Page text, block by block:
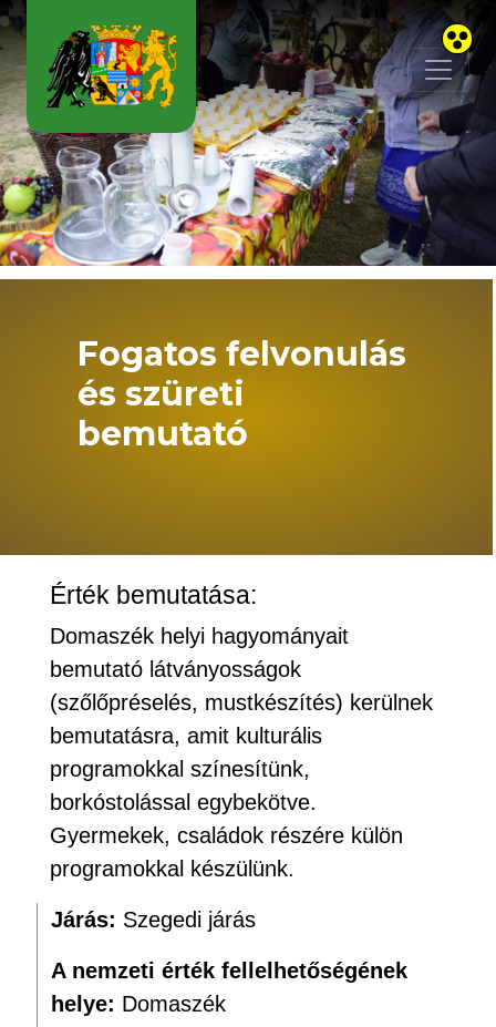
Skip to main content
Fogatos felvonulás
és szüreti
bemutató
Érték bemutatása:
Domaszék helyi hagyományait
bemutató látványosságok
(szőlőpréselés, mustkészítés) kerülnek
bemutatásra, amit kulturális
programokkal színesítünk,
borkóstolással egybekötve.
Gyermekek, családok részére külön
programokkal készülünk.
Járás: Szegedi járás
A nemzeti érték fellelhetőségének
helye: Domaszék